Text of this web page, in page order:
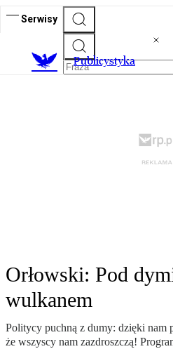
Serwisy
Publicystyka
Orłowski: Pod
wulkanem
Politycy puchną z dumy: dzięki nam
że wszyscy nam zazdroszczą!